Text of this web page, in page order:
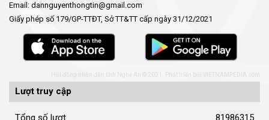
Email: dannguyenthongtin@gmail.com
Giấy phép số 179/GP-TTĐT, Sở TT&TT cấp ngày 31/12/2021
Hội đồng nhân dân tỉnh Nghệ An © 2021. Phát triển bởi
Lượt truy cập